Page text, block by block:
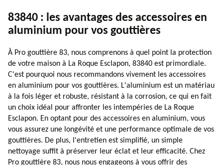
83840 : les avantages des accessoires en
aluminium pour vos gouttières
À Pro gouttière 83, nous comprenons à quel point la protection
de votre maison à La Roque Esclapon, 83840 est primordiale.
C'est pourquoi nous recommandons vivement les accessoires
en aluminium pour vos gouttières. L'aluminium est un matériau
à la fois léger et robuste, résistant à la corrosion, ce qui en fait
un choix idéal pour affronter les intempéries de La Roque
Esclapon. En optant pour des accessoires en aluminium, vous
vous assurez une longévité et une performance optimale de vos
gouttières. De plus, l'entretien est simplifié, un simple
nettoyage suffit à préserver leur éclat et leur efficacité. Chez
Pro gouttière 83, nous nous engageons à vous offrir des